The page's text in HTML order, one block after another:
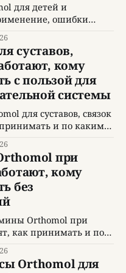
для детей и
ошибки
суставов,
кому
с пользой для
системы
для суставов, связок
и по каким
при
кому
без
Orthomol при
как принимать и по
Orthomol для